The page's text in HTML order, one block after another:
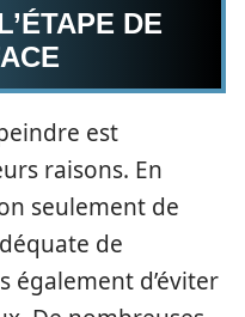
DE
est
raisons. En
seulement de
de
également d’éviter